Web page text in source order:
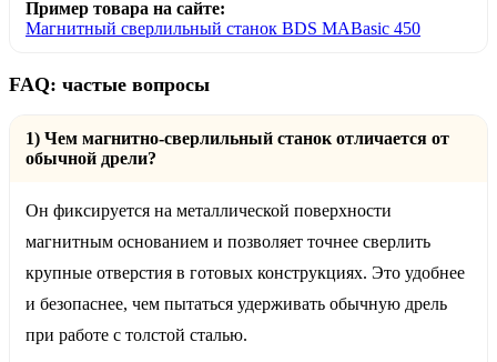
Пример товара на сайте:
Магнитный сверлильный станок BDS MABasic 450
FAQ: частые вопросы
1) Чем магнитно-сверлильный станок отличается от
обычной дрели?
Он фиксируется на металлической поверхности
магнитным основанием и позволяет точнее сверлить
крупные отверстия в готовых конструкциях. Это удобнее
и безопаснее, чем пытаться удерживать обычную дрель
при работе с толстой сталью.